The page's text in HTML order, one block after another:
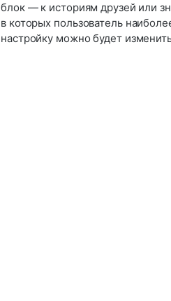
блок — к историям друзей или
в которых пользователь
настройку можно будет